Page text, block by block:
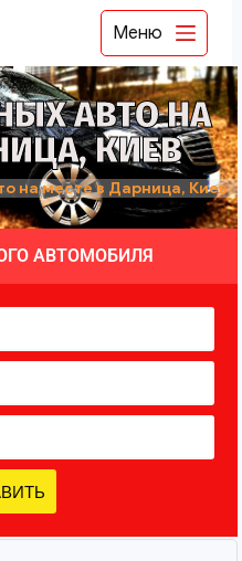
Меню
АВТО НА
КИЕВ
на месте в Дарница, Киев
АВТОМОБИЛЯ